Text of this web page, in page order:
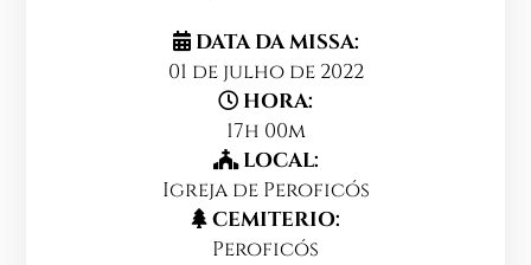
DATA DA MISSA:
01 de julho de 2022
HORA:
17h 00m
LOCAL:
Igreja de Peroficós
CEMITERIO:
Peroficós